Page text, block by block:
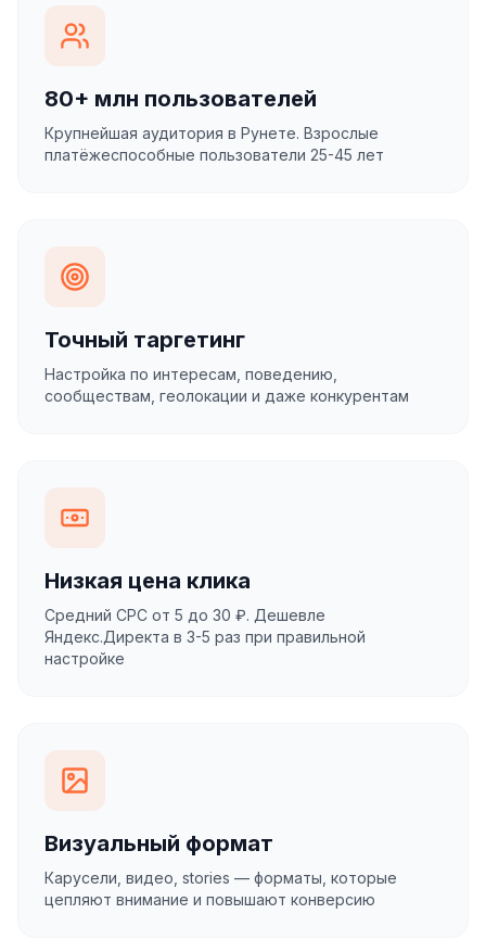
80+ млн пользователей
Крупнейшая аудитория в Рунете. Взрослые
платёжеспособные пользователи 25-45 лет
Точный таргетинг
Настройка по интересам, поведению,
сообществам, геолокации и даже конкурентам
Низкая цена клика
Средний CPC от 5 до 30 ₽. Дешевле
Яндекс.Директа в 3-5 раз при правильной
настройке
Визуальный формат
Карусели, видео, stories — форматы, которые
цепляют внимание и повышают конверсию